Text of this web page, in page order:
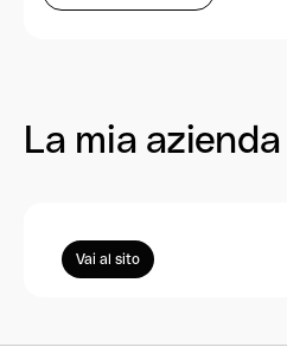
La mia azienda
Vai al sito